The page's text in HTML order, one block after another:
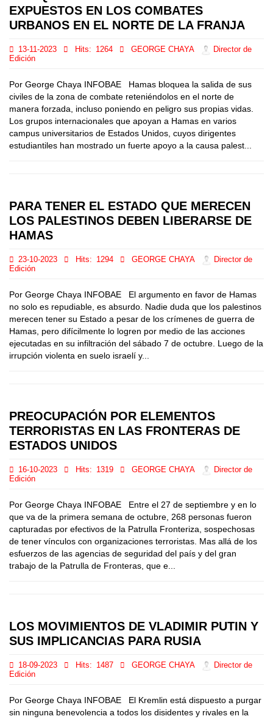
EXPUESTOS EN LOS COMBATES
URBANOS EN EL NORTE DE LA FRANJA
13-11-2023 Hits: 1264 GEORGE CHAYA
Director de
Edición
Por George Chaya INFOBAE Hamas bloquea la salida de sus
civiles de la zona de combate reteniéndolos en el norte de
manera forzada, incluso poniendo en peligro sus propias vidas.
Los grupos internacionales que apoyan a Hamas en varios
campus universitarios de Estados Unidos, cuyos dirigentes
estudiantiles han mostrado un fuerte apoyo a la causa palest...
PARA TENER EL ESTADO QUE MERECEN
LOS PALESTINOS DEBEN LIBERARSE DE
HAMAS
23-10-2023 Hits: 1294 GEORGE CHAYA
Director de
Edición
Por George Chaya INFOBAE El argumento en favor de Hamas
no solo es repudiable, es absurdo. Nadie duda que los palestinos
merecen tener su Estado a pesar de los crímenes de guerra de
Hamas, pero difícilmente lo logren por medio de las acciones
ejecutadas en su infiltración del sábado 7 de octubre. Luego de la
irrupción violenta en suelo israelí y...
PREOCUPACIÓN POR ELEMENTOS
TERRORISTAS EN LAS FRONTERAS DE
ESTADOS UNIDOS
16-10-2023 Hits: 1319 GEORGE CHAYA
Director de
Edición
Por George Chaya INFOBAE Entre el 27 de septiembre y en lo
que va de la primera semana de octubre, 268 personas fueron
capturadas por efectivos de la Patrulla Fronteriza, sospechosas
de tener vínculos con organizaciones terroristas. Mas allá de los
esfuerzos de las agencias de seguridad del país y del gran
trabajo de la Patrulla de Fronteras, que e...
LOS MOVIMIENTOS DE VLADIMIR PUTIN Y
SUS IMPLICANCIAS PARA RUSIA
18-09-2023 Hits: 1487 GEORGE CHAYA
Director de
Edición
Por George Chaya INFOBAE El Kremlin está dispuesto a purgar
sin ninguna benevolencia a todos los disidentes y rivales en la